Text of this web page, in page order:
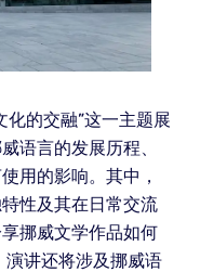
化的交融”这一主题展
语言的发展历程、
用的影响。其中，
性及其在日常交流
挪威文学作品如何
讲还将涉及挪威语